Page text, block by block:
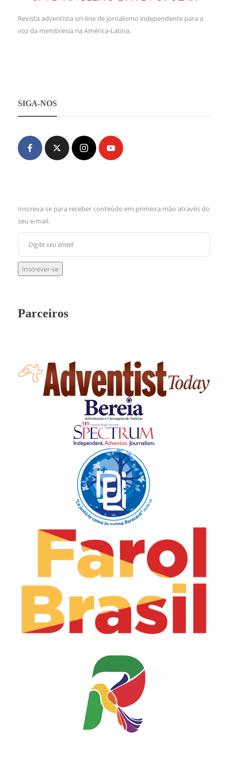
Revista adventista on-line de jornalismo independente para a
voz da membresia na América-Latina.
SIGA-NOS
Inscreva-se para receber conteúdo em primeira mão através do
seu e-mail.
Parceiros